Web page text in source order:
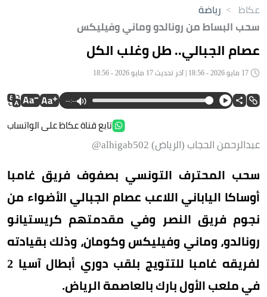
عكاظ > رياضة
سحب البساط من رونالدو وماني وفيليكس
عصام الجبالي.. طل وغلب الكل
--:--
تابع قناة عكاظ على الواتساب
عبدالرحمن الحجاب (الرياض) alhigab502@
سحب المحترف التونسي بصفوف فريق غامبا
أوساكا الياباني اللاعب عصام الجبالي الأضواء من
نجوم فريق النصر وفي مقدمتهم كريستيانو
رونالدو، وماني وفيليكس وكومان، وذلك بقيادته
لفريقه غامبا للتتويج بلقب دوري أبطال آسيا 2
في ملعب الأول بارك بالعاصمة الرياض.